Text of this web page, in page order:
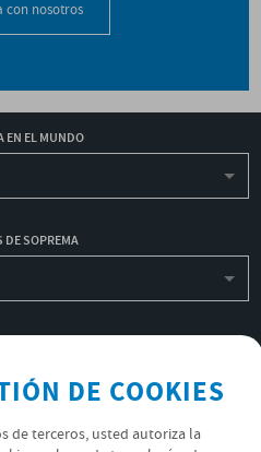
con nosotros
EN EL MUNDO
DE SOPREMA
OK
DE COOKIES
de terceros, usted autoriza la